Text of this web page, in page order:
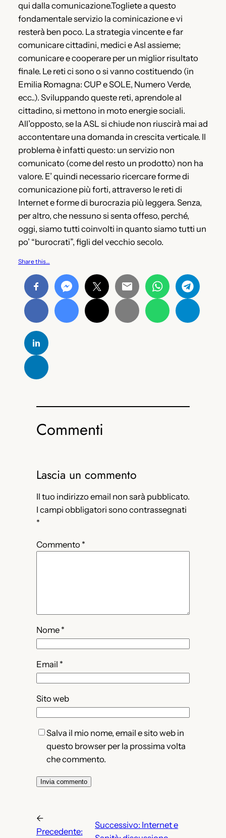
qui dalla comunicazione.Togliete a questo
fondamentale servizio la cominicazione e vi
resterà ben poco. La strategia vincente e far
comunicare cittadini, medici e Asl assieme;
comunicare e cooperare per un miglior risultato
finale. Le reti ci sono o si vanno costituendo (in
Emilia Romagna: CUP e SOLE, Numero Verde,
ecc..). Sviluppando queste reti, aprendole al
cittadino, si mettono in moto energie sociali.
All’opposto, se la ASL si chiude non riuscirà mai ad
accontentare una domanda in crescita verticale. Il
problema è infatti questo: un servizio non
comunicato (come del resto un prodotto) non ha
valore. E’ quindi necessario ricercare forme di
comunicazione più forti, attraverso le reti di
Internet e forme di burocrazia più leggera. Senza,
per altro, che nessuno si senta offeso, perché,
oggi, siamo tutti coinvolti in quanto siamo tutti un
po’ “burocrati”, figli del vecchio secolo.
Share this…
Commenti
Lascia un commento
Il tuo indirizzo email non sarà pubblicato.
I campi obbligatori sono contrassegnati
*
Commento *
Nome *
Email *
Sito web
Salva il mio nome, email e sito web in
questo browser per la prossima volta
che commento.
←
Precedente:
Successivo: Internet e